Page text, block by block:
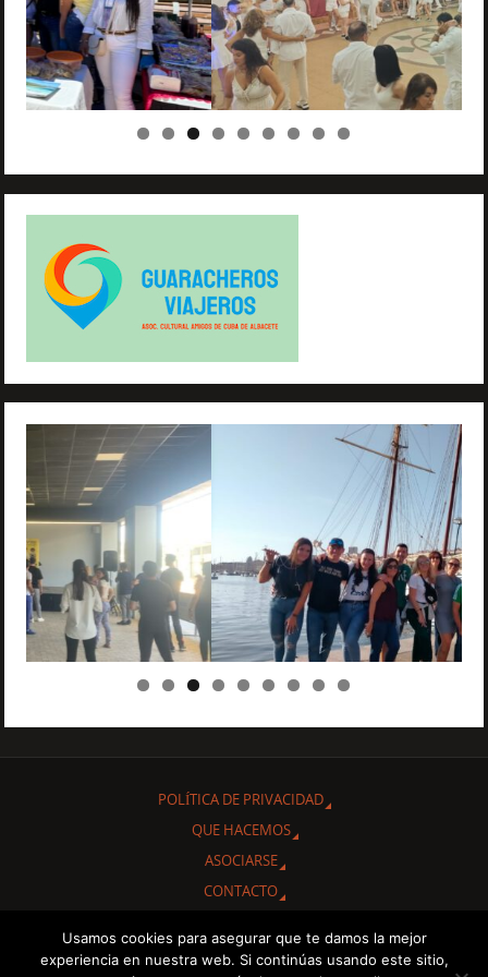
POLÍTICA DE PRIVACIDAD
QUE HACEMOS
ASOCIARSE
CONTACTO
Gracias por interesarte en conocer nuestra Asociación Cultural
"Amigos de Cuba de Albacete.
Usamos cookies para asegurar que te damos la mejor
experiencia en nuestra web. Si continúas usando este sitio,